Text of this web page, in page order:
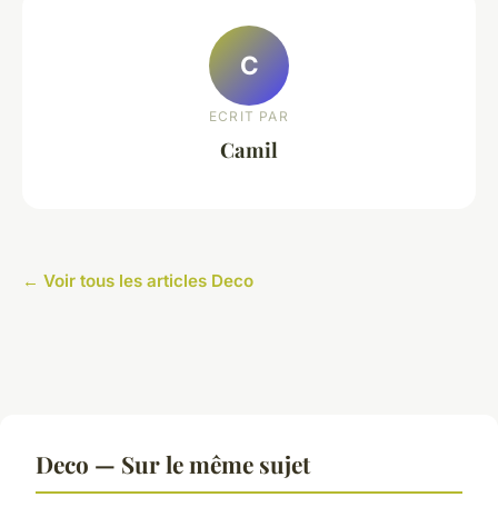
C
ECRIT PAR
Camil
← Voir tous les articles Deco
Deco — Sur le même sujet